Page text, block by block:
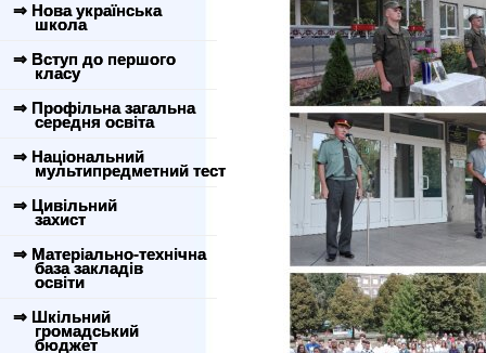
⇒ Нова українська
школа
⇒ Вступ до першого
класу
⇒ Профільна загальна
середня освіта
⇒ Національний
мультипредметний тест
⇒ Цивільний
захист
⇒ Матеріально-технічна
база закладів
освіти
⇒ Шкільний
громадський
бюджет